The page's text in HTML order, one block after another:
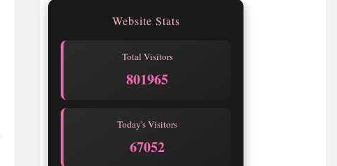
Website Stats
Total Visitors
801965
Today's Visitors
67052